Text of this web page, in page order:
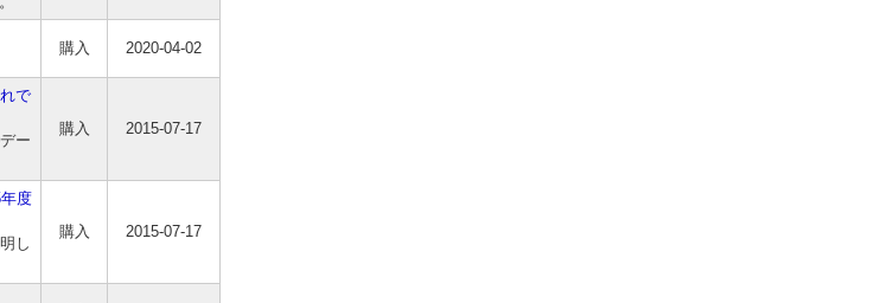
購入 2020-04-02
で
ー
購入 2015-07-17
度
し
購入 2015-07-17